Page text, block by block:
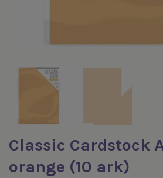
Classic Cardstock
orange (10 ark)